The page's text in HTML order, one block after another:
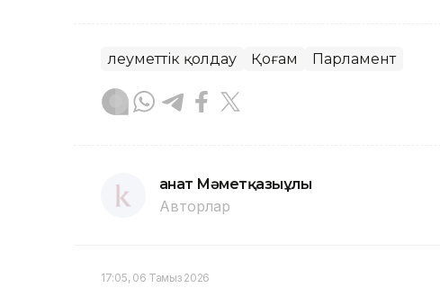
Әлеуметтік қолдау Қоғам Парламент
Қанат Мәметқазыұлы
Авторлар
17:05, 06 Тамыз 2026